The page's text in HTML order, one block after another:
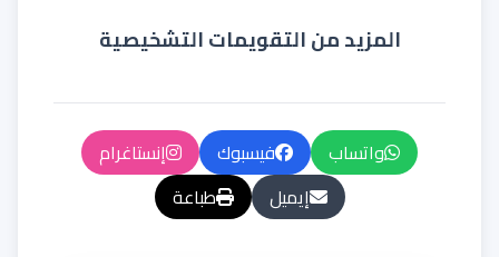
المزيد من التقويمات التشخيصية
واتساب فيسبوك
إنستاغرام
إيميل
طباعة